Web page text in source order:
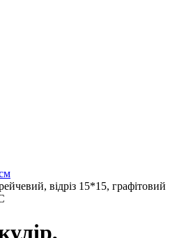
відріз 15*15, графітовий